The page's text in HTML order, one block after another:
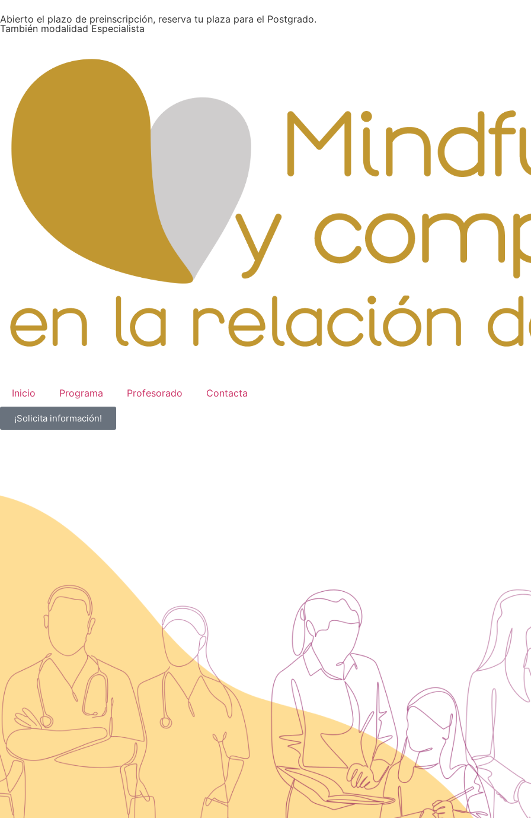
Abierto el plazo de preinscripción, reserva tu plaza para el Postgrado.
También modalidad Especialista
Inicio Programa Profesorado Contacta
¡Solicita información!